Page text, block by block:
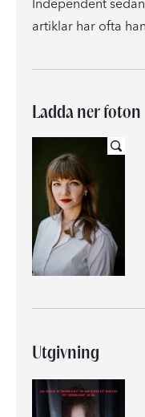
artiklar har ofta
Ladda ner foton
Utgivning